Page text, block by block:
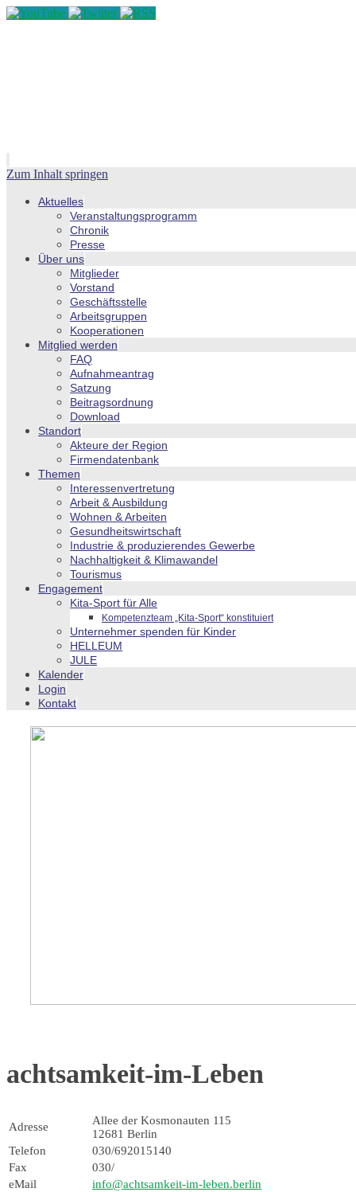
Zum Inhalt springen
Aktuelles
Veranstaltungsprogramm
Chronik
Presse
Über uns
Mitglieder
Vorstand
Geschäftsstelle
Arbeitsgruppen
Kooperationen
Mitglied werden
FAQ
Aufnahmeantrag
Satzung
Beitragsordnung
Download
Standort
Akteure der Region
Firmendatenbank
Themen
Interessenvertretung
Arbeit & Ausbildung
Wohnen & Arbeiten
Gesundheitswirtschaft
Industrie & produzierendes Gewerbe
Nachhaltigkeit & Klimawandel
Tourismus
Engagement
Kita-Sport für Alle
Kompetenzteam „Kita-Sport“ konstituiert
Unternehmer spenden für Kinder
HELLEUM
JULE
Kalender
Login
Kontakt
achtsamkeit-im-Leben
Adresse
Allee der Kosmonauten 115
12681 Berlin
Telefon
030/692015140
Fax
030/
eMail
info@achtsamkeit-im-leben.berlin